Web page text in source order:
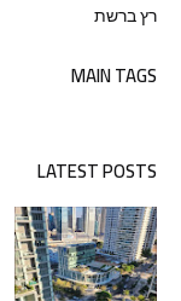
רץ ברשת
MAIN TAGS
LATEST POSTS